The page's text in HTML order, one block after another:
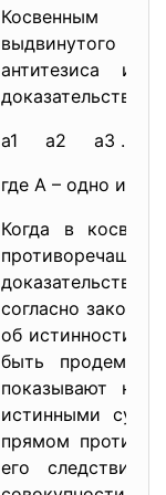
Косвенным
выдвинутого
антитезиса
доказательство
а1 а2 а3 ...
где А – одно или
Когда в
согласно закону
об истинности
быть
показывают
истинными
прямом
его